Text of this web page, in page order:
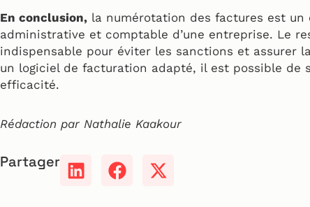
En conclusion, la numérotation des factures est un
administrative et comptable d’une entreprise. Le
indispensable pour éviter les sanctions et assurer
un logiciel de facturation adapté, il est possible de
efficacité.
Rédaction par Nathalie Kaakour
Partager